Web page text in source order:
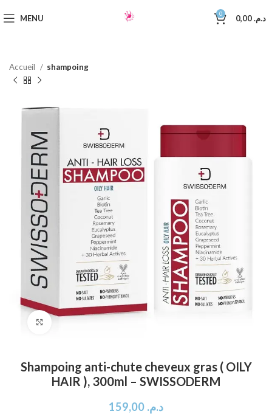
MENU 0 د.م.
Accueil shampoing
Shampoing anti-chute cheveux gras ( OILY
HAIR ), 300ml – SWISSODERM
د.م.